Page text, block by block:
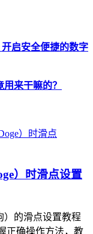
启安全便捷的数字
来干嘛的？
）时滑点设置
）的滑点设置教程
正确操作方法，教